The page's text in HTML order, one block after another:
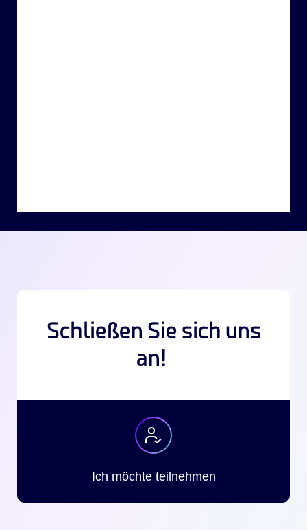
Schließen Sie sich uns
an!
Ich möchte teilnehmen